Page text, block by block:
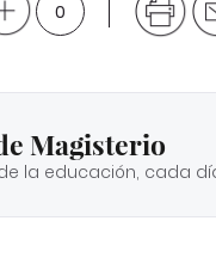
0
Magisterio
la educación, cada